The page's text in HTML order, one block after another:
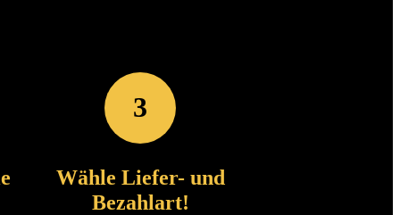
3
Wähle Liefer- und
Bezahlart!